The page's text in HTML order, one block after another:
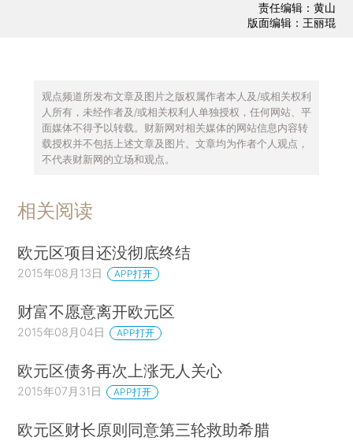
责任编辑：黄山
版面编辑：王丽琨
观点频道所发布文章及图片之版权属作者本人及/或相关权利
人所有，未经作者及/或相关权利人单独授权，任何网站、平
面媒体不得予以转载。财新网对相关媒体的网站信息内容转
载授权并不包括上述文章及图片。文章均为作者个人观点，
不代表财新网的立场和观点。
相关阅读
欧元区项目还没彻底终结
2015年08月13日 APP打开
财富不愿意离开欧元区
2015年08月04日 APP打开
欧元区债务再次上涨无人关心
2015年07月31日 APP打开
欧元区财长原则同意第三轮救助希腊